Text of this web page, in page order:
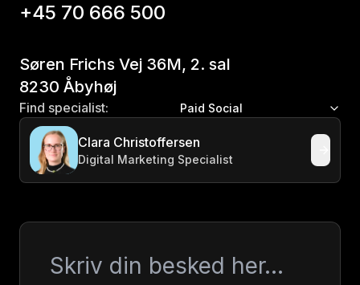
+45 70 666 500
Søren Frichs Vej 36M, 2. sal
8230 Åbyhøj
Find specialist: Paid Social
Clara Christoffersen
Digital Marketing Specialist